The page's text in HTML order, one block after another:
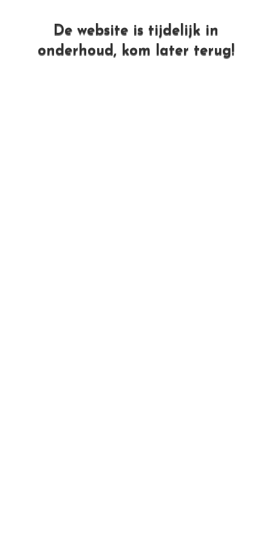
De website is tijdelijk in
onderhoud, kom later terug!